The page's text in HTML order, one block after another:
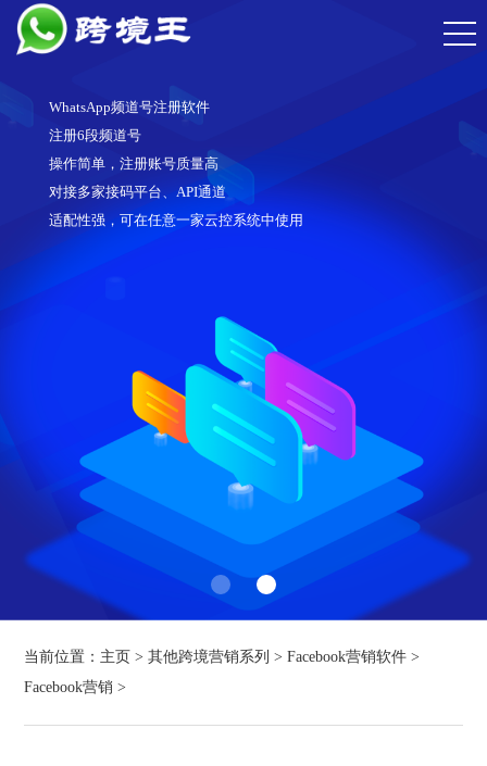
WhatsApp频道号注册软件
注册6段频道号
操作简单，注册账号质量高
对接多家接码平台、API通道
适配性强，可在任意一家云控系统中使用
当前位置： 主页 >其他跨境营销系列 >Facebook营销软件 >
Facebook营销 >